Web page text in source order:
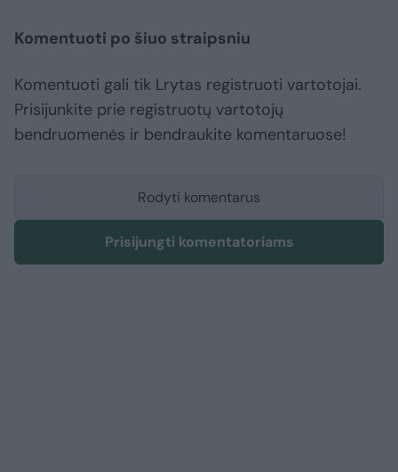
Komentuoti po šiuo straipsniu
Komentuoti gali tik Lrytas registruoti vartotojai.
Prisijunkite prie registruotų vartotojų
bendruomenės ir bendraukite komentaruose!
Rodyti komentarus
Prisijungti komentatoriams